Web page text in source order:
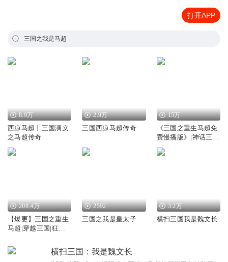
打开APP
三国之我是马超
8.9万
西凉马超丨三国演义
之马超传奇
2.9万
三国西凉马超传奇
15万
《三国之重生马超免
费慢播版》|神话三
国|穿越三国
208.4万
【爆更】三国之重生
马超|穿越三国|狂热
2592
三国之我是皇太子
3.2万
横扫三国我是魏文长
横扫三国：我是魏文长